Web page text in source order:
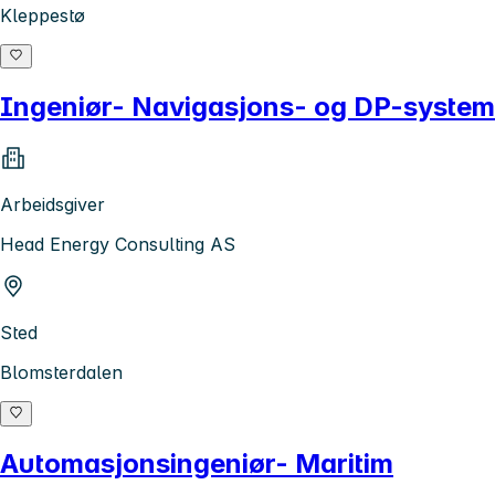
Kleppestø
Ingeniør- Navigasjons- og DP-
Arbeidsgiver
Head Energy Consulting AS
Sted
Blomsterdalen
Automasjonsingeniør- Maritim